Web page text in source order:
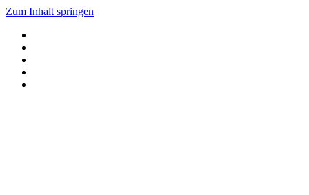
Zum Inhalt springen